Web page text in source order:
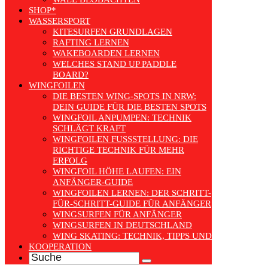
SHOP*
WASSERSPORT
KITESURFEN GRUNDLAGEN
RAFTING LERNEN
WAKEBOARDEN LERNEN
WELCHES STAND UP PADDLE
BOARD?
WINGFOILEN
DIE BESTEN WING-SPOTS IN NRW:
DEIN GUIDE FÜR DIE BESTEN SPOTS
WINGFOIL ANPUMPEN: TECHNIK
SCHLÄGT KRAFT
WINGFOILEN FUSSSTELLUNG: DIE R
ICHTIGE TECHNIK FÜR MEHR E
RFOLG
WINGFOIL HÖHE LAUFEN: EIN
ANFÄNGER-GUIDE
WINGFOILEN LERNEN: DER SCHRITT-
FÜR-SCHRITT-GUIDE FÜR ANFÄNGER
WINGSURFEN FÜR ANFÄNGER
WINGSURFEN IN DEUTSCHLAND
WING SKATING: TECHNIK, TIPPS UND TRENDS
KOOPERATION
Search